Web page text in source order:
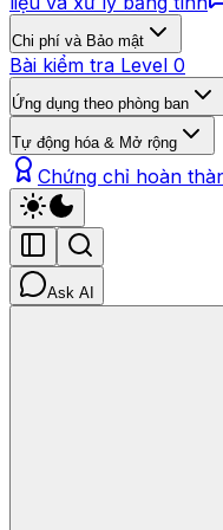
Chi phí và Bảo mật
Bài kiểm tra Level 0
Ứng dụng theo phòng ban
Tự động hóa & Mở rộng
Chứng chỉ hoàn
Ask AI